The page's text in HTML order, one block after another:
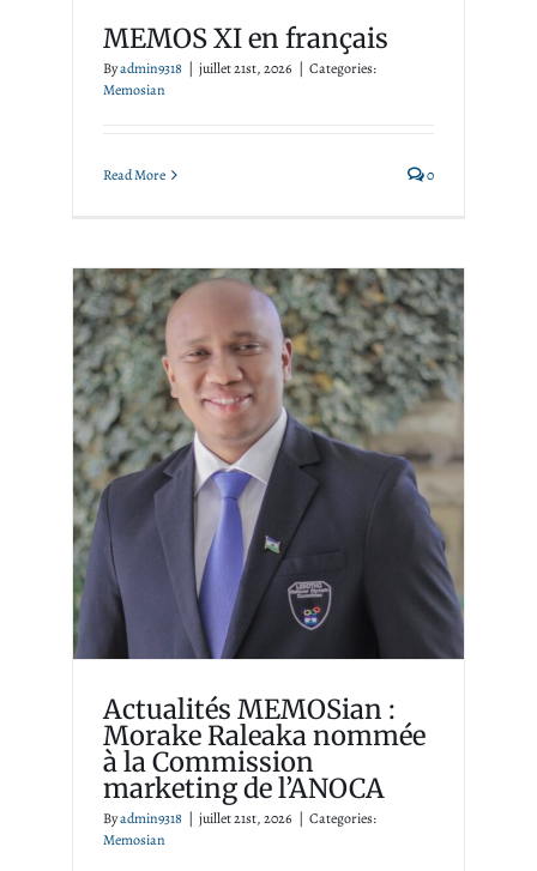
MEMOS XI en français
Byadmin9318 | juillet 21st, 2026 | Categories:
Memosian
Read More 0
Actualités MEMOSian :
Morake Raleaka nommée à
la Commission marketing
de l’ANOCA
Memosian
Actualités MEMOSian :
Morake Raleaka nommée
à la Commission
marketing de l’ANOCA
Byadmin9318 | juillet 21st, 2026 | Categories:
Memosian